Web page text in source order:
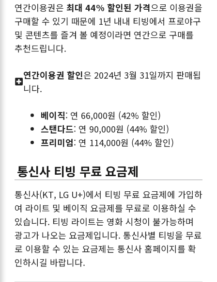
연간이용권은 최대 44% 할인된 가격으로 이용권을
구매할 수 있기 때문에 1년 내내 티빙에서 프로야구
및 콘텐츠를 즐겨 볼 예정이라면 연간으로 구매를
추천드립니다.
연간이용권 할인은 2024년 3월 31일까지 판매됩
니다.
베이직: 연 66,000원 (42% 할인)
스탠다드: 연 90,000원 (44% 할인)
프리미엄: 연 114,000원 (44% 할인)
통신사 티빙 무료 요금제
통신사(KT, LG U+)에서 티빙 무료 요금제에 가입하
여 라이트 및 베이직 요금제를 무료로 이용하실 수
있습니다. 티빙 라이트는 영화 시청이 불가능하며
광고가 나오는 요금제입니다. 통신사별 티빙을 무료
로 이용할 수 있는 요금제는 통신사 홈페이지를 확
인하시길 바랍니다.